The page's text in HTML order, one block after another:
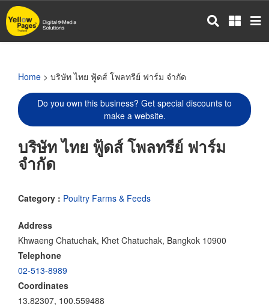
Skip
to
main
Home > บริษัท ไทย ฟู้ดส์ โพลทรีย์ ฟาร์ม จำกัด
Do you own this business? Get special discounts to
make a website.
บริษัท ไทย ฟู้ดส์ โพลทรีย์ ฟาร์ม
จำกัด
Category : Poultry Farms & Feeds
Address
Khwaeng Chatuchak, Khet Chatuchak, Bangkok 10900
Telephone
02-513-8989
Coordinates
13.82307, 100.559488